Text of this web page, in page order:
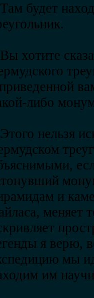
будет
хотите
либо
нельзя
и
меняет
я верю,
мы
им